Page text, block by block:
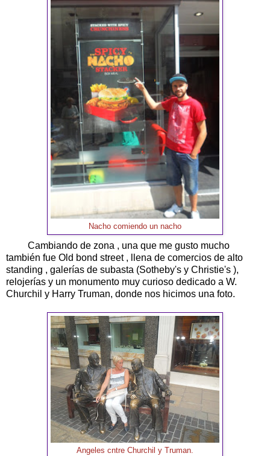
Nacho comiendo un nacho
Cambiando de zona , una que me gusto mucho
también fue Old bond street , llena de comercios de alto
standing , galerías de subasta (Sotheby's y Christie's ),
relojerías y un monumento muy curioso dedicado a W.
Churchil y Harry Truman, donde nos hicimos una foto.
Angeles cntre Churchil y Truman.